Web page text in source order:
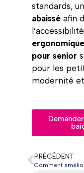
standards, un
abaisséafin
ergonomique
pour senior
pour les
modernité
PRÉCÉDENT